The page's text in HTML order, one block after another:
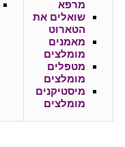
מרפא
שואלים את
הטארוט
מאמנים
מומלצים
מטפלים
מומלצים
מיסטיקנים
מומלצים